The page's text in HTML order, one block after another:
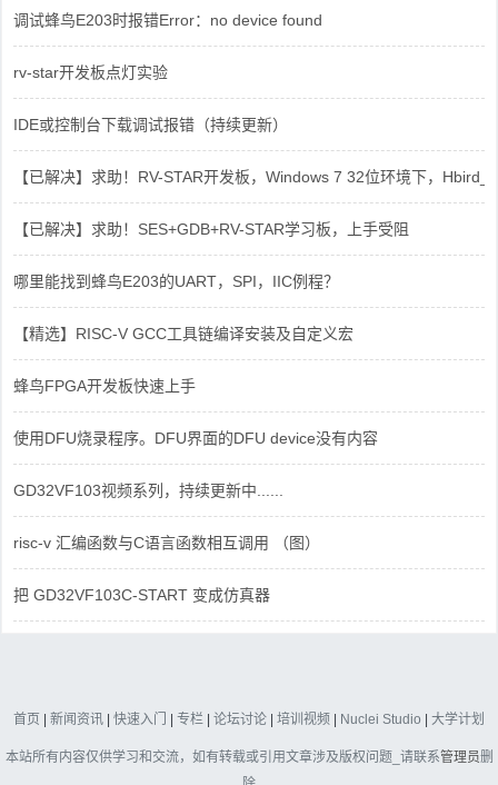
调试蜂鸟E203时报错Error：no device found
rv-star开发板点灯实验
IDE或控制台下载调试报错（持续更新）
【已解决】求助！RV-STAR开发板，Windows 7 32位环境下，
【已解决】求助！SES+GDB+RV-STAR学习板，上手受阻
哪里能找到蜂鸟E203的UART，SPI，IIC例程？
【精选】RISC-V GCC工具链编译安装及自定义宏
蜂鸟FPGA开发板快速上手
使用DFU烧录程序。DFU界面的DFU device没有内容
GD32VF103视频系列，持续更新中......
risc-v 汇编函数与C语言函数相互调用 （图）
把 GD32VF103C-START 变成仿真器
首页 | 新闻资讯 | 快速入门 | 专栏 | 论坛讨论 | 培训视频 | Nuclei Studio | 大学计划
本站所有内容仅供学习和交流，如有转载或引用文章涉及版权问题_请联系管理员删